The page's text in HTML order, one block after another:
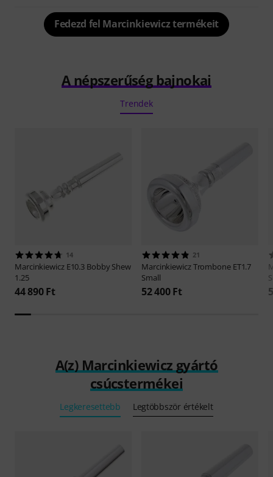
Fedezd fel Marcinkiewicz termékeit
A népszerűség bajnokai
Trendek
14
Marcinkiewicz E10.3 Bobby Shew
1.25
44 890 Ft
21
MarcinkiewiczTrombone ET1.7
Small
52 400 Ft
A(z) Marcinkiewicz gyártó
csúcstermékei
Legkeresettebb Legtöbbször értékelt